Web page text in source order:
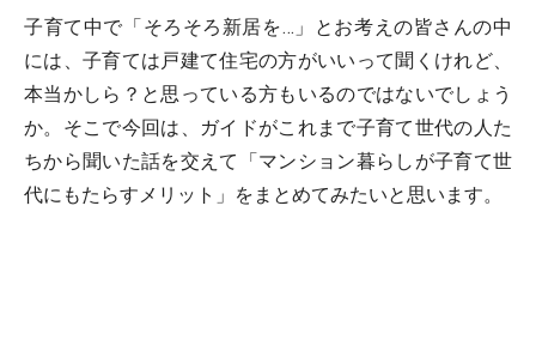
子育て中で「そろそろ新居を…」とお考えの皆さんの中
には、子育ては戸建て住宅の方がいいって聞くけれど、
本当かしら？と思っている方もいるのではないでしょう
か。そこで今回は、ガイドがこれまで子育て世代の人た
ちから聞いた話を交えて「マンション暮らしが子育て世
代にもたらすメリット」をまとめてみたいと思います。